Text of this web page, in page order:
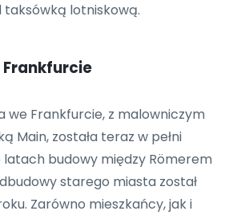
lotniskową.
we Frankfurcie, z malowniczym
Main, została teraz w pełni
budowy między Römerem
starego miasta został
Zarówno mieszkańcy, jak i